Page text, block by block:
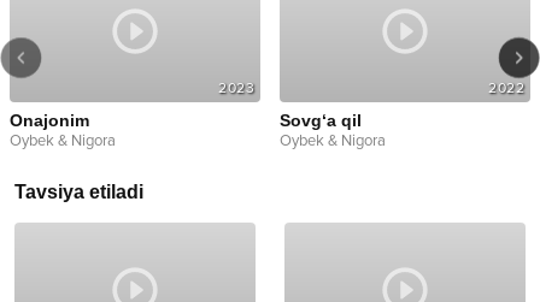
2023
Onajonim
Oybek & Nigora
2022
Sovg‘a qil
Oybek & Nigora
Tavsiya etiladi